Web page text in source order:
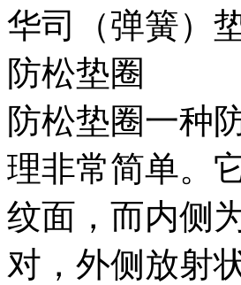
华司（弹簧）
防松垫圈
防松垫圈一种
理非常简单。
纹面，而内侧
对，外侧放射